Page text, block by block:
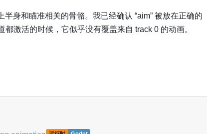
身和瞄准相关的骨骼。我已经确认 “aim” 被放在正确的
激活的时候，它似乎没有覆盖来自 track 0 的动画。